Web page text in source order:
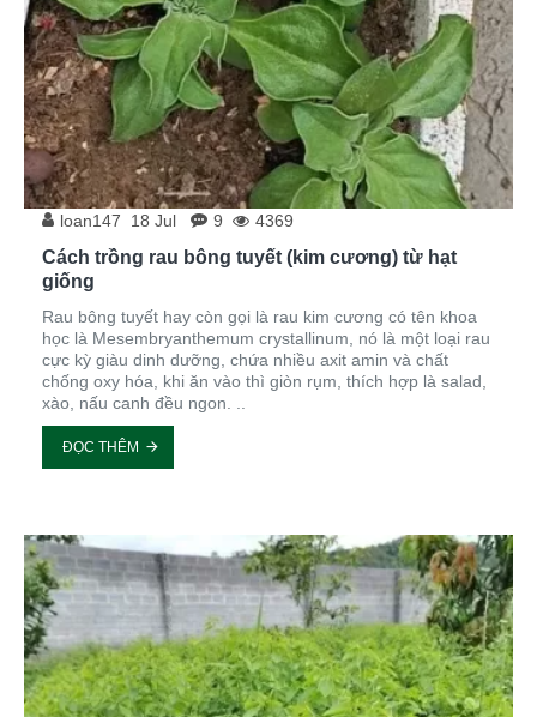
loan147 18 Jul 9 4369
Cách trồng rau bông tuyết (kim cương) từ hạt
giống
Rau bông tuyết hay còn gọi là rau kim cương có tên khoa
học là Mesembryanthemum crystallinum, nó là một loại rau
cực kỳ giàu dinh dưỡng, chứa nhiều axit amin và chất
chống oxy hóa, khi ăn vào thì giòn rụm, thích hợp là salad,
xào, nấu canh đều ngon. ..
ĐỌC THÊM